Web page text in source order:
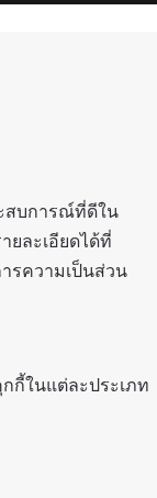
สบการณ์ที่ดีใน
ละเอียดได้ที่
รความเป็นส่วน
กี้ในแต่ละประเภท